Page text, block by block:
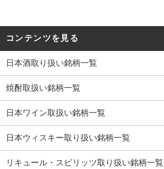
コンテンツを見る
日本酒取り扱い銘柄一覧
焼酎取扱い銘柄一覧
日本ワイン取扱い銘柄一覧
日本ウィスキー取り扱い銘柄一覧
リキュール・スピリッツ取り扱い銘柄一覧